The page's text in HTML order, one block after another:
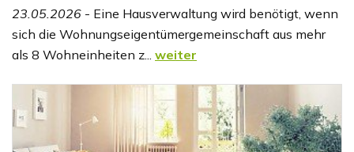
23.05.2026 - Eine Hausverwaltung wird benötigt, wenn
sich die Wohnungseigentümergemeinschaft aus mehr
als 8 Wohneinheiten z... weiter